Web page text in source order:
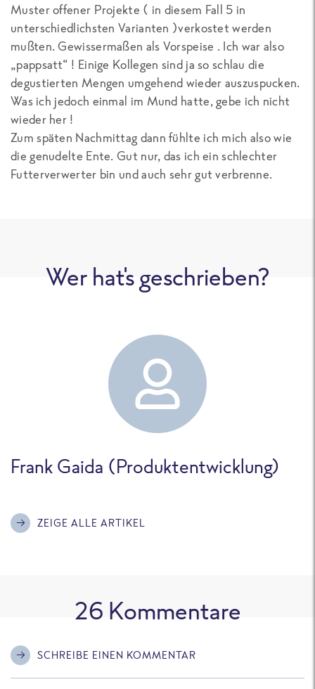
Muster offener Projekte ( in diesem Fall 5 in
unterschiedlichsten Varianten )verkostet werden
mußten. Gewissermaßen als Vorspeise . Ich war also
„pappsatt“ ! Einige Kollegen sind ja so schlau die
degustierten Mengen umgehend wieder auszuspucken.
Was ich jedoch einmal im Mund hatte, gebe ich nicht
wieder her !
Zum späten Nachmittag dann fühlte ich mich also wie
die genudelte Ente. Gut nur, das ich ein schlechter
Futterverwerter bin und auch sehr gut verbrenne.
Wer hat's geschrieben?
Frank Gaida (Produktentwicklung)
ZEIGE ALLE ARTIKEL
26 Kommentare
SCHREIBE EINEN KOMMENTAR